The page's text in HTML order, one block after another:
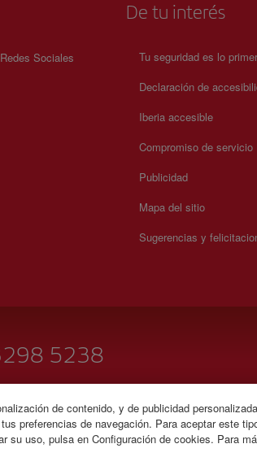
Sociales
De tu interés
Tu seguridad es lo
Declaración de
Iberia accesible
Compromiso de servicio
Publicidad
Mapa del sitio
Sugerencias y
5238
de contenido, y de publicidad
preferencias de navegación. Para aceptar este
su uso, pulsa en Configuración de cookies. Para